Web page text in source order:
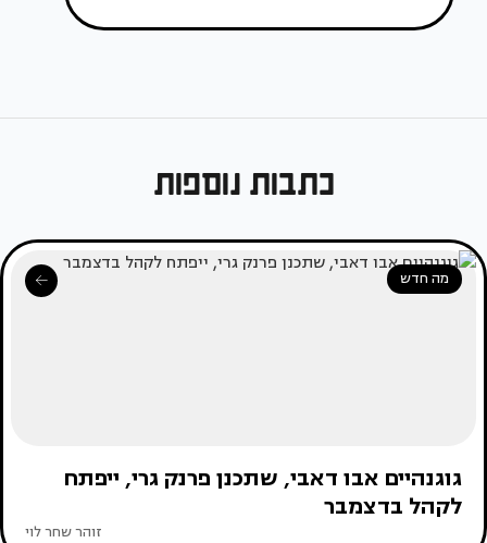
כתבות נוספות
מה חדש
גוגנהיים אבו דאבי, שתכנן פרנק גרי, ייפתח
לקהל בדצמבר
זוהר שחר לוי